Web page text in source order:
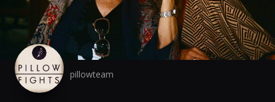
pillowteam